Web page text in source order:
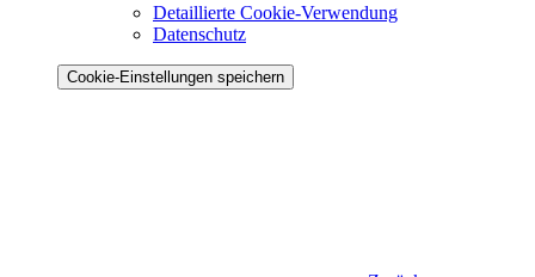
Detaillierte Cookie-Verwendung
Datenschutz
Cookie-Einstellungen speichern